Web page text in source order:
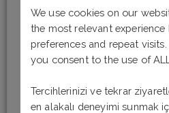
araba kiralama firmasında
Karl’ın araba kiralama
ikisi arasındaki arkadaşlık
anlaşılır.Konusu pek
bufilmi
izlerken biraz
sürüşlerini izlemeyi
We use cookies on our
the most relevant
preferences and repeat
you consent to the use of
Tercihlerinizi ve tekrar
en alakalı deneyimi sunmak